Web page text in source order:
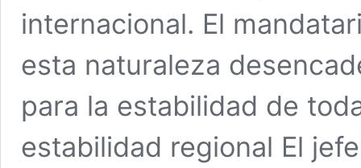
internacional. El
esta naturaleza
para la estabilidad de
estabilidad regional El